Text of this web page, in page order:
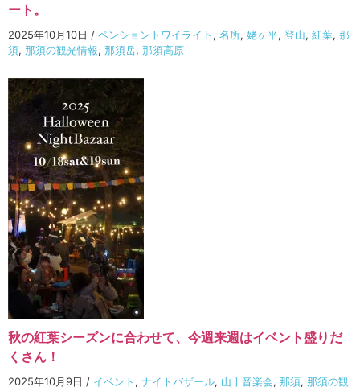
ート。
2025年10月10日 / ペンショントワイライト , 名所, 姥ヶ平, 登山, 紅葉, 那
須, 那須の観光情報, 那須岳, 那須高原
秋の紅葉シーズンに合わせて、今週来週はイベント盛りだ
くさん！
2025年10月9日 / イベント , ナイトバザール, 山十音楽会, 那須, 那須の観